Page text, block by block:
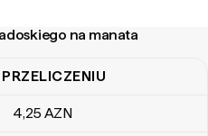
na manata
na manata azerskiego
4,25 AZN